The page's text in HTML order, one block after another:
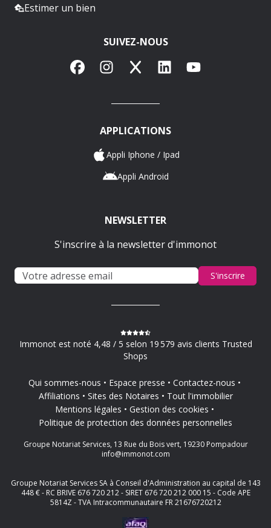
Estimer un bien
SUIVEZ-NOUS
FacebookInstagram
X LinkedInYouTube
APPLICATIONS
Appli Iphone / Ipad
Appli Android
NEWSLETTER
S'inscrire à la newsletter d'immonot
S'inscrire
Immonot est noté 4,48 / 5 selon 19 579 avis clients Trusted
Shops
Qui sommes-nous Espace presse
Contactez-nous
Affiliations
Sites des Notaires
Tout l'immobilier
Mentions légales
Gestion des cookies
Politique de protection des données personnelles
Groupe Notariat Services, 13 Rue du Bois vert, 19230 Pompadour
info@immonot.com
Groupe Notariat Services SA à Conseil d'Administration au capital de 143
448 € - RC BRIVE 676 720 212 - SIRET 676 720 212 000 15 - Code APE
5814Z - TVA Intracommunautaire FR 21676720212